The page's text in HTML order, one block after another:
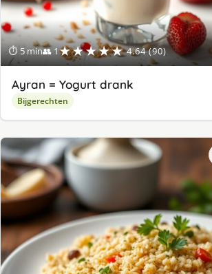
⏱ 5 min👥 1★★★★★ 4.64 (90)
Ayran = Yogurt drank
Bijgerechten